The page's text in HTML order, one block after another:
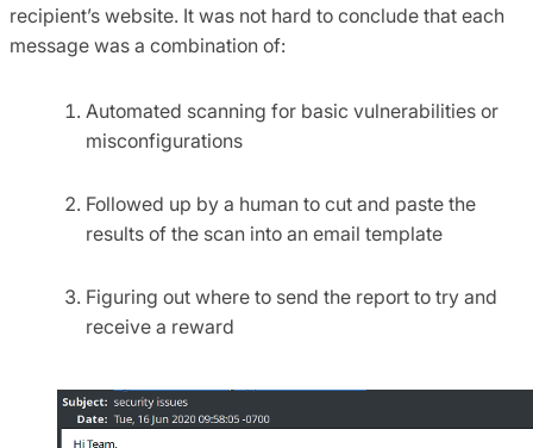
recipient’s website. It was not hard to conclude that each
message was a combination of:
Automated scanning for basic vulnerabilities or
misconfigurations
Followed up by a human to cut and paste the
results of the scan into an email template
Figuring out where to send the report to try and
receive a reward